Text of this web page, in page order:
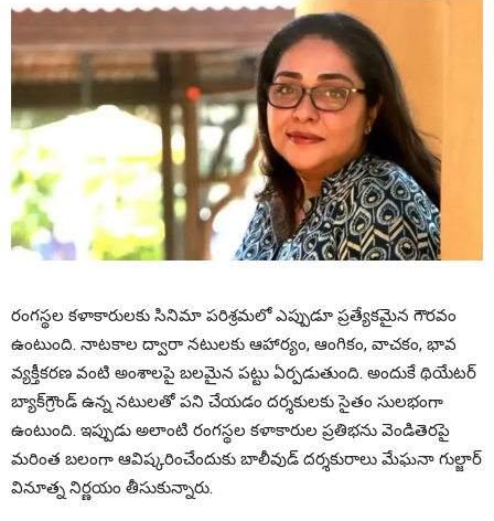
రంగస్థల కళాకారులకు సినిమా పరిశ్రమలో ఎప్పుడూ ప్రత్యేకమైన గౌరవం
ఉంటుంది. నాటకాల ద్వారా నటులకు ఆహార్యం, ఆంగికం, వాచకం, భావ
వ్యక్తీకరణ వంటి అంశాలపై బలమైన పట్టు ఏర్పడుతుంది. అందుకే థియేటర్
బ్యాక్‌గ్రౌండ్ ఉన్న నటులతో పని చేయడం దర్శకులకు సైతం సులభంగా
ఉంటుంది. ఇప్పుడు అలాంటి రంగస్థల కళాకారుల ప్రతిభను వెండితెరపై
మరింత బలంగా ఆవిష్కరించేందుకు బాలీవుడ్ దర్శకురాలు మేఘనా గుల్జార్
వినూత్న నిర్ణయం తీసుకున్నారు.